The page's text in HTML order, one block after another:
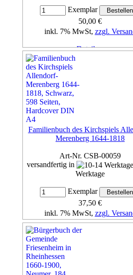
Exemplar
50,00 €
inkl. 7% MwSt, zzgl.
Details...
Familienbuch des Kirchspiels
Merenberg 1644-1818
Art-Nr. CSB-00059
versandfertig in
Werktage
Exemplar
37,50 €
inkl. 7% MwSt, zzgl.
Details...